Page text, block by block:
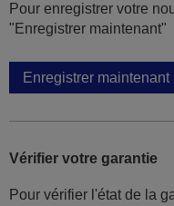
Pour enregistrer votre
"Enregistrer maintenant"
Enregistrer maintenant
Vérifier votre garantie
Pour vérifier l'état de la